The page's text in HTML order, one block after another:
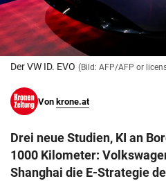
© Krone Multimedia GmbH & Co
Muthgasse 2, 1190 Wien
Der VW ID. EVO (Bild: AFP/AFP or
Von krone.at
Drei neue Studien, KI an
1000 Kilometer:
Shanghai die E-Strategie